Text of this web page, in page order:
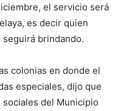
el servicio será
es decir quien
brindando.
colonias en donde el
especiales, dijo que
del Municipio